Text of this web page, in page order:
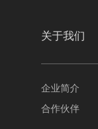
关于我们
企业简介
合作伙伴